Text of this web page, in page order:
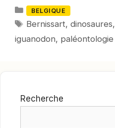
Catégories
BELGIQUE
Mots-
Bernissart,dinosaures,
iguanodon, paléontologie
Recherche